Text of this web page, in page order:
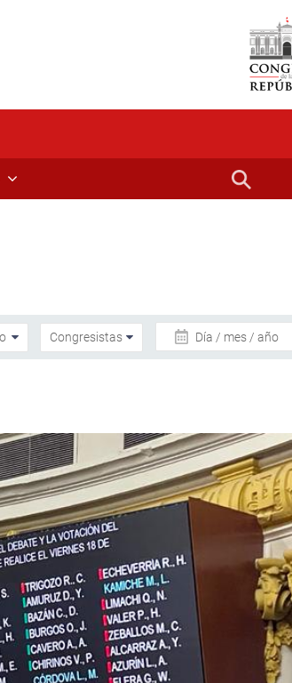
Día / mes / año